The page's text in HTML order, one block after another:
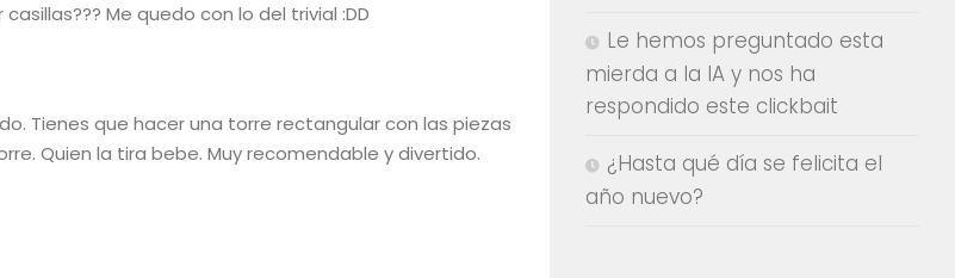
Me quedo con lo del trivial :DD
Tienes que hacer una torre rectangular con las piezas
Quien la tira bebe. Muy recomendable y divertido.
Le hemos preguntado esta
mierda a la IA y nos ha
respondido este clickbait
¿Hasta qué día se felicita el
año nuevo?